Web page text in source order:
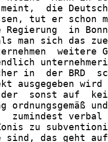
die
tut er schon
Regierung  in
man sich das
weitere
in  der BRD
ausgegeben
sonst auf
ordnungsgemäß
zumindest
zu
sind, das geht